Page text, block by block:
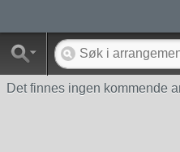
Det finnes ingen kommende